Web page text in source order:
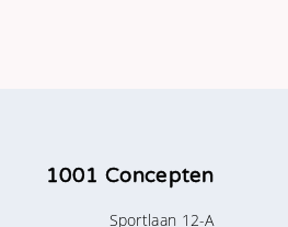
1001 Concepten
Sportlaan 12-A